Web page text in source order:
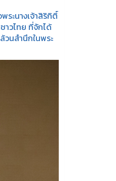
ะนางเจ้าสิริกิติ์
วไทย ที่จักได้
วนสำนึกในพระ